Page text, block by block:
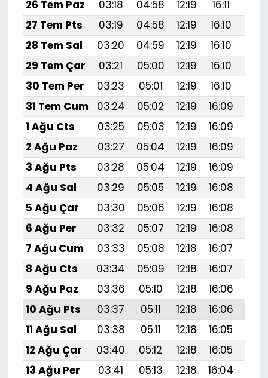
26 Tem Paz
03:18 04:58 12:19 16:11
27 Tem Pts
03:19 04:58 12:19 16:10
28 Tem Sal
03:20 04:59 12:19 16:10
29 Tem Çar
03:21 05:00 12:19 16:10
30 Tem Per
03:23 05:01 12:19 16:10
31 Tem Cum
03:24 05:02 12:19 16:09
1 Ağu Cts
03:25 05:03 12:19 16:09
2 Ağu Paz
03:27 05:04 12:19 16:09
3 Ağu Pts
03:28 05:04 12:19 16:09
4 Ağu Sal
03:29 05:05 12:19 16:08
5 Ağu Çar
03:30 05:06 12:19 16:08
6 Ağu Per
03:32 05:07 12:19 16:08
7 Ağu Cum
03:33 05:08 12:18 16:07
8 Ağu Cts
03:34 05:09 12:18 16:07
9 Ağu Paz
03:36 05:10 12:18 16:06
10 Ağu Pts
03:37 05:11 12:18 16:06
11 Ağu Sal
03:38 05:11 12:18 16:05
12 Ağu Çar
03:40 05:12 12:18 16:05
13 Ağu Per
03:41 05:13 12:18 16:04